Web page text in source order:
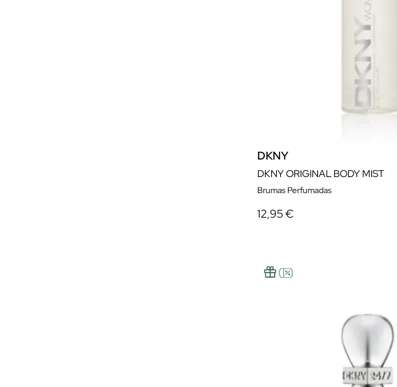
DKNY
DKNY ORIGINAL BODY MIST
Brumas Perfumadas
12,95 €